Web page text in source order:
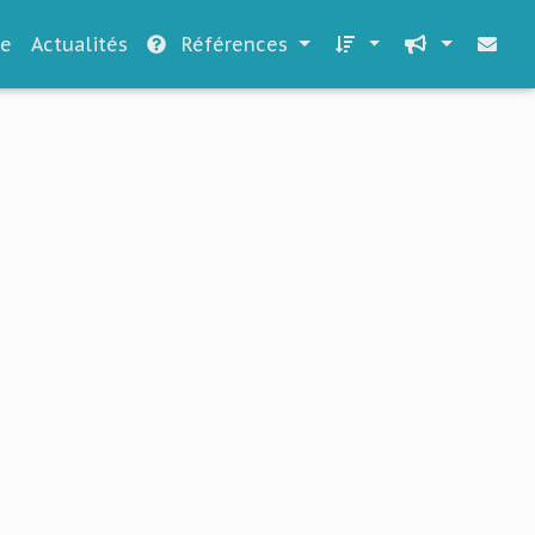
Actualités Références